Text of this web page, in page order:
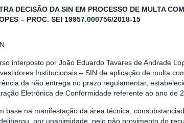
DECISÃO DA SIN EM PROCESSO DE MULTA
– PROC. SEI 19957.000756/2018-15
interposto por João Eduardo Tavares de Andrade
Institucionais – SIN de aplicação de multa
da não entrega no prazo regulamentar,
Eletrônica de Conformidade referente ao ano de
base na manifestação da área técnica,
por unanimidade, pelo não provimento do